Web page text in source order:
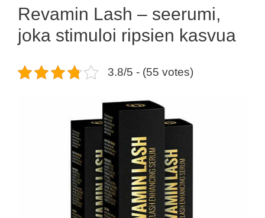
Revamin Lash – seerumi,
joka stimuloi ripsien kasvua
3.8/5 - (55 votes)